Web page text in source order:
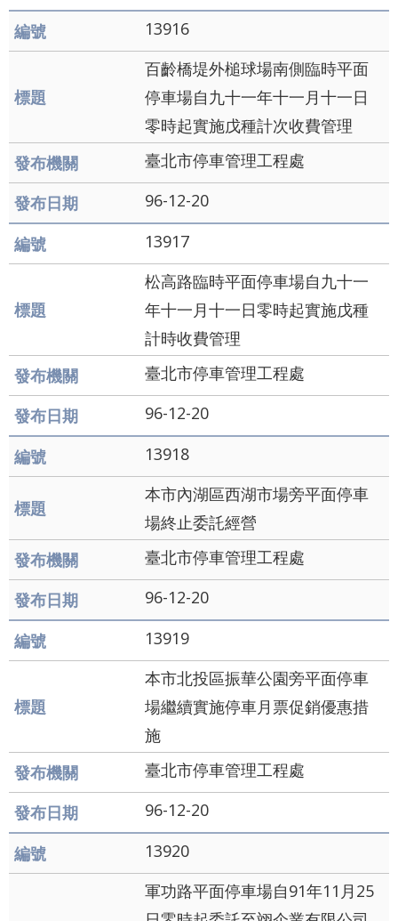
13916
百齡橋堤外槌球場南側臨時平面
停車場自九十一年十一月十一日
零時起實施戊種計次收費管理
臺北市停車管理工程處
96-12-20
13917
松高路臨時平面停車場自九十一
年十一月十一日零時起實施戊種
計時收費管理
臺北市停車管理工程處
96-12-20
13918
本市內湖區西湖市場旁平面停車
場終止委託經營
臺北市停車管理工程處
96-12-20
13919
本市北投區振華公園旁平面停車
場繼續實施停車月票促銷優惠措
施
臺北市停車管理工程處
96-12-20
13920
軍功路平面停車場自91年11月25